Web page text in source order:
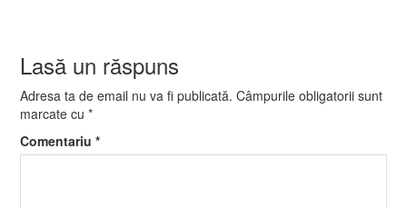
Lasă un răspuns
Adresa ta de email nu va fi publicată. Câmpurile obligatorii sunt
marcate cu*
Comentariu*